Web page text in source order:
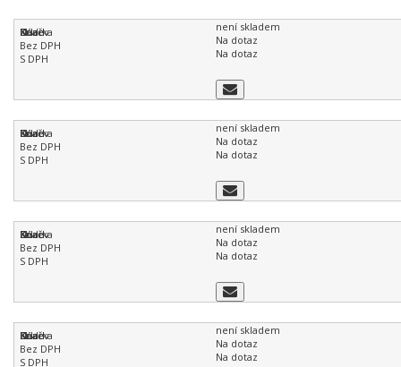
není skladem
Na dotaz
Na dotaz
není skladem
Na dotaz
Na dotaz
není skladem
Na dotaz
Na dotaz
není skladem
Na dotaz
Na dotaz